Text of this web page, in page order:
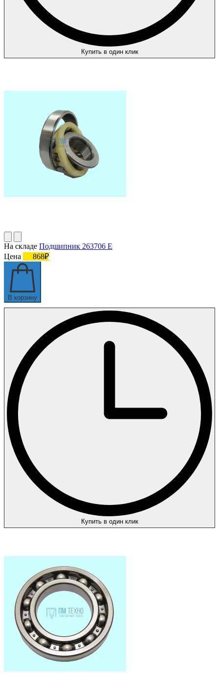
Купить в один клик
На складе Подшипник 263706 Е
Цена
868₽
В корзину
Купить в один клик